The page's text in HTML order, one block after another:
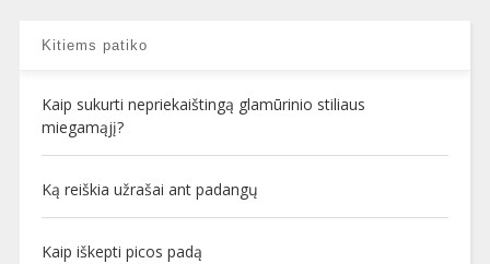
Kitiems patiko
Kaip sukurti nepriekaištingą glamūrinio stiliaus
miegamąjį?
Ką reiškia užrašai ant padangų
Kaip iškepti picos padą